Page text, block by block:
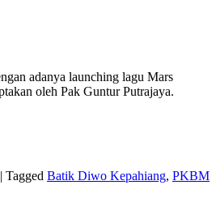
adanya launching lagu Mars
oleh Pak Guntur Putrajaya.
| Tagged Batik Diwo Kepahiang, PKBM